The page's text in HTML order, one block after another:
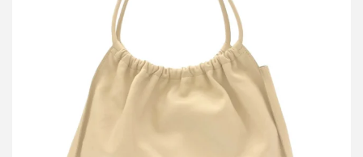
グッチ レザートートバッグ 001-4332
買取金額8,000円
詳しく見る